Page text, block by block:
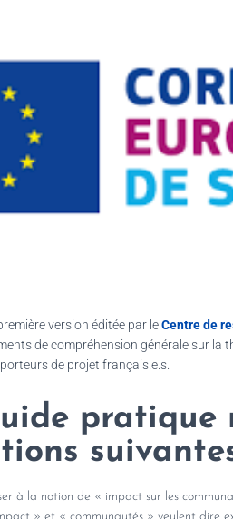
version éditée par leCentre de
de compréhension générale sur la
de projet français.e.s.
pratique
à la notion de « impact sur les